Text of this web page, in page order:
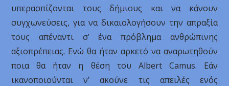
υπερασπίζονται τους δήμιους και να κάνουν
συγχωνεύσεις, για να δικαιολογήσουν την απραξία
τους απέναντι σ’ ένα πρόβλημα ανθρώπινης
αξιοπρέπειας. Ενώ θα ήταν αρκετό να αναρωτηθούν
ποια θα ήταν η θέση του Albert Camus. Εάν
ικανοποιούνται ν’ ακούνε τις απειλές ενός